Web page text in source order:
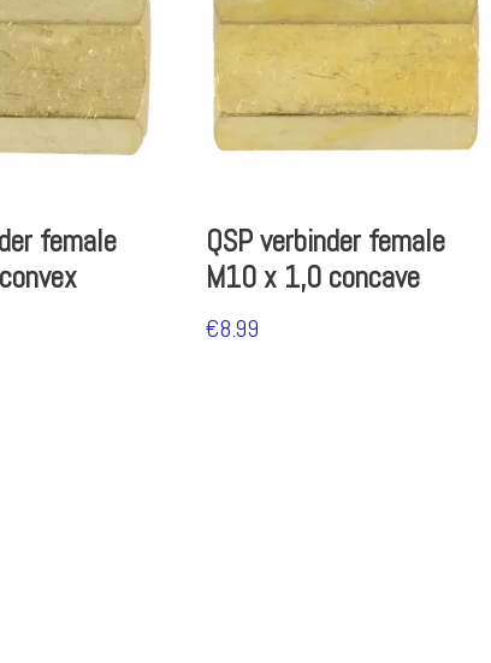
female
QSP verbinder female
M10 x 1,0 concave
€8.99